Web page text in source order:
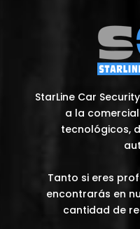
StarLine Car
a la
tecnológicos,
Tanto si eres
encontrarás en
cantidad de